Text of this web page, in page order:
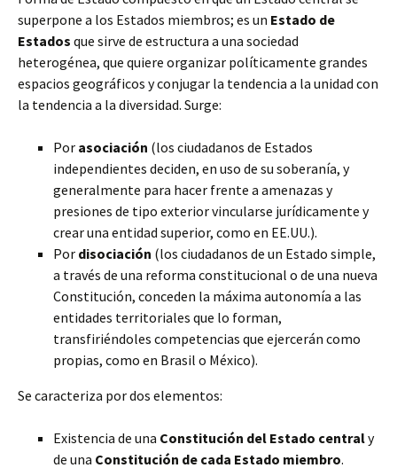
superpone a los Estados miembros; es un Estado de
Estados que sirve de estructura a una sociedad
heterogénea, que quiere organizar políticamente grandes
espacios geográficos y conjugar la tendencia a la unidad con
la tendencia a la diversidad. Surge:
Por asociación (los ciudadanos de Estados
independientes deciden, en uso de su soberanía, y
generalmente para hacer frente a amenazas y
presiones de tipo exterior vincularse jurídicamente y
crear una entidad superior, como en EE.UU.).
Por disociación (los ciudadanos de un Estado simple,
a través de una reforma constitucional o de una nueva
Constitución, conceden la máxima autonomía a las
entidades territoriales que lo forman,
transfiriéndoles competencias que ejercerán como
propias, como en Brasil o México).
Se caracteriza por dos elementos:
Existencia de una Constitución del Estado centraly
de una Constitución de cada Estado miembro.